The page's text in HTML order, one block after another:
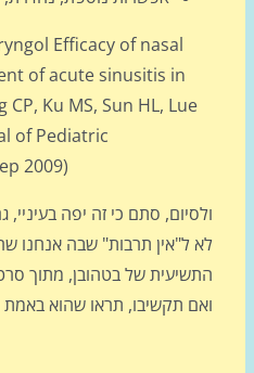
Efficacy of nasal
of acute sinusitis in
Yang CP, Ku MS, Sun HL, Lue
of Pediatric
(Sep 2009)
סתם כי זה יפה בעיניי, גם אם
ל"אין תרבות" שבה אנחנו שרויים,
של בטהובן, מתוך סרט על
תקשיבו, תראו שהוא באמת היה